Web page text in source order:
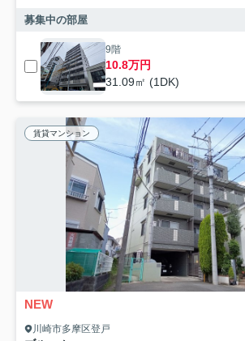
募集中の部屋
9階
10.8万円
31.09㎡ (1DK)
賃貸マンション
NEW
川崎市多摩区登戸